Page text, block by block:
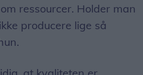
ressourcer. Holder man
producere lige så